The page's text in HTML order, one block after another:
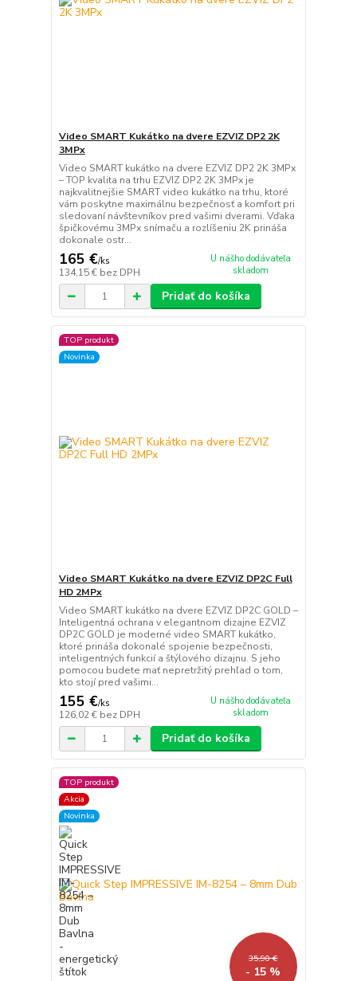
Video SMART Kukátko na dvere EZVIZ DP2 2K
3MPx
Video SMART kukátko na dvere EZVIZ DP2 2K 3MPx
– TOP kvalita na trhu EZVIZ DP2 2K 3MPx je
najkvalitnejšie SMART video kukátko na trhu, ktoré
vám poskytne maximálnu bezpečnosť a komfort pri
sledovaní návštevníkov pred vašimi dverami. Vďaka
špičkovému 3MPx snímaču a rozlíšeniu 2K prináša
dokonale ostr...
165 €/ks
134,15 € bez DPH
U nášho dodávateľa
skladom
Pridať do košíka
TOP produkt
Novinka
Video SMART Kukátko na dvere EZVIZ DP2C Full
HD 2MPx
Video SMART kukátko na dvere EZVIZ DP2C GOLD –
Inteligentná ochrana v elegantnom dizajne EZVIZ
DP2C GOLD je moderné video SMART kukátko,
ktoré prináša dokonalé spojenie bezpečnosti,
inteligentných funkcií a štýlového dizajnu. S jeho
pomocou budete mať nepretržitý prehľad o tom,
kto stojí pred vašimi...
155 €/ks
126,02 € bez DPH
U nášho dodávateľa
skladom
Pridať do košíka
TOP produkt
Akcia
Novinka
35,90 €
- 15 %